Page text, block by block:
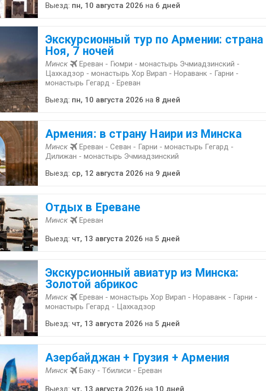
Выезд: пн, 10 августа 2026 на 6 дней
Экскурсионный тур по Армении: страна
Ноя, 7 ночей
Минск
Ереван - Гюмри - монастырь Эчмиадзинский -
Цахкадзор - монастырь Хор Вирап - Нораванк - Гарни -
монастырь Гегард - Ереван
Выезд: пн, 10 августа 2026 на 8 дней
Армения: в страну Наири из Минска
Минск
Ереван - Севан - Гарни - монастырь Гегард -
Дилижан - монастырь Эчмиадзинский
Выезд: ср, 12 августа 2026 на 9 дней
Отдых в Ереване
Минск Ереван
Выезд: чт, 13 августа 2026 на 5 дней
Экскурсионный авиатур из Минска:
Золотой абрикос
Минск
Ереван - монастырь Хор Вирап - Нораванк - Гарни -
монастырь Гегард - Цахкадзор
Выезд: чт, 13 августа 2026 на 5 дней
Азербайджан + Грузия + Армения
Минск Баку - Тбилиси - Ереван
Выезд: чт, 13 августа 2026 на 10 дней